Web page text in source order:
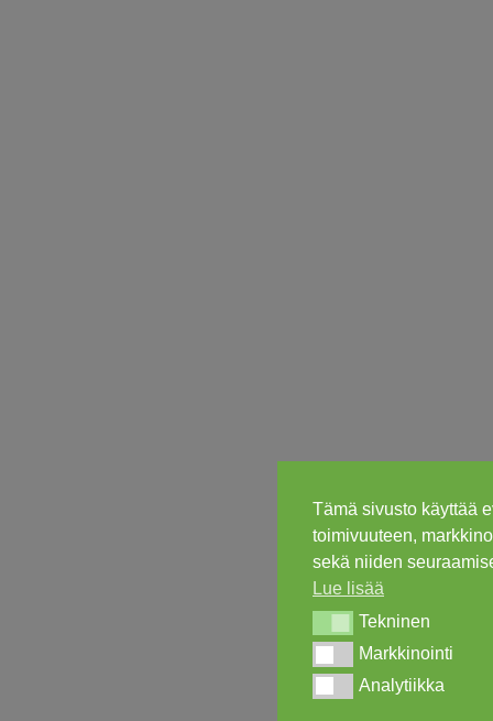
Tämä sivusto käyttää
toimivuuteen,
sekä niiden
Lue lisää
TekninenTekninen
MarkkinointiMarkkinointi
AnalytiikkaAnalytiikka